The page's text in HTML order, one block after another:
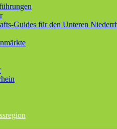
Guides für den Unteren